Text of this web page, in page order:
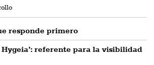
responde primero
Hygeia’: referente para la visibilidad